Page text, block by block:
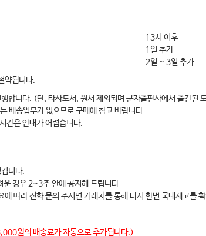
13시 이후
1일 추가
2일 ~ 3일 추가
약됩니다.
합니다. (단, 타사도서, 원서 제외되며 군자출판사에서 출간된
배송업무가 없으므로 구매에 참고 바랍니다.
간은 안내가 어렵습니다.
니다.
운 경우 2~3주 안에 공지해 드립니다.
따라 전화 문의 주시면 거래처를 통해 다시 한번 국내재고를
원의 배송료가 자동으로 추가됩니다.)